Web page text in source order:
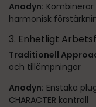
Anodyn:
harmonisk
3. Enhetligt
Traditionell
och tillämpningar
Anodyn: Enstaka
CHARACTER kontroll